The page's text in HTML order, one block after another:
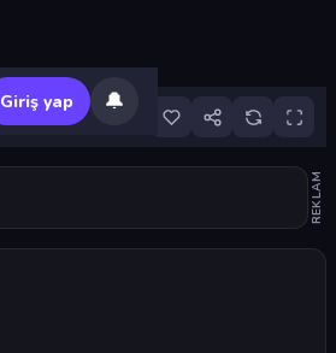
Giriş yap 🔔
REKLAM